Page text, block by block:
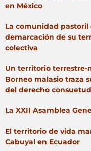
en México
La comunidad
demarcación de su
colectiva
Un territorio terrestre-
Borneo malasio traza
del derecho
La XXII Asamblea
El territorio de vida
Cabuyal en Ecuador